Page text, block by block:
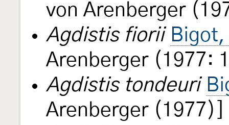
von Arenberger
Agdistis fiorii
Arenberger (1977:
Agdistis tondeuri
Arenberger (1977)]